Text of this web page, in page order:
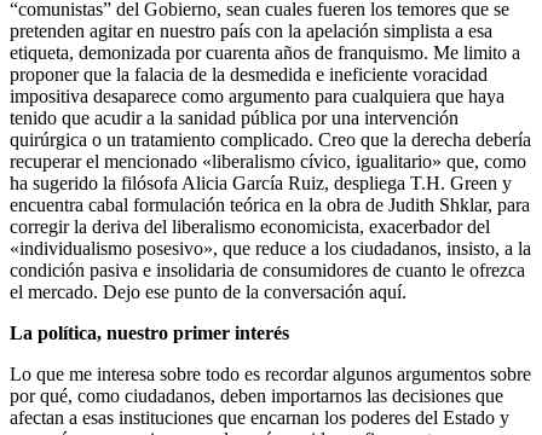
“comunistas” del Gobierno, sean cuales fueren los temores que se
pretenden agitar en nuestro país con la apelación simplista a esa
etiqueta, demonizada por cuarenta años de franquismo. Me limito a
proponer que la falacia de la desmedida e ineficiente voracidad
impositiva desaparece como argumento para cualquiera que haya
tenido que acudir a la sanidad pública por una intervención
quirúrgica o un tratamiento complicado. Creo que la derecha debería
recuperar el mencionado «liberalismo cívico, igualitario» que, como
ha sugerido la filósofa Alicia García Ruiz, despliega T.H. Green y
encuentra cabal formulación teórica en la obra de Judith Shklar, para
corregir la deriva del liberalismo economicista, exacerbador del
«individualismo posesivo», que reduce a los ciudadanos, insisto, a la
condición pasiva e insolidaria de consumidores de cuanto le ofrezca
el mercado. Dejo ese punto de la conversación aquí.
La política, nuestro primer interés
Lo que me interesa sobre todo es recordar algunos argumentos sobre
por qué, como ciudadanos, deben importarnos las decisiones que
afectan a esas instituciones que encarnan los poderes del Estado y